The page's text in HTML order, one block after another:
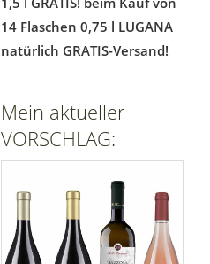
14 Flaschen 0,75 l LUGANA
natürlich GRATIS-Versand!
Mein aktueller
VORSCHLAG: